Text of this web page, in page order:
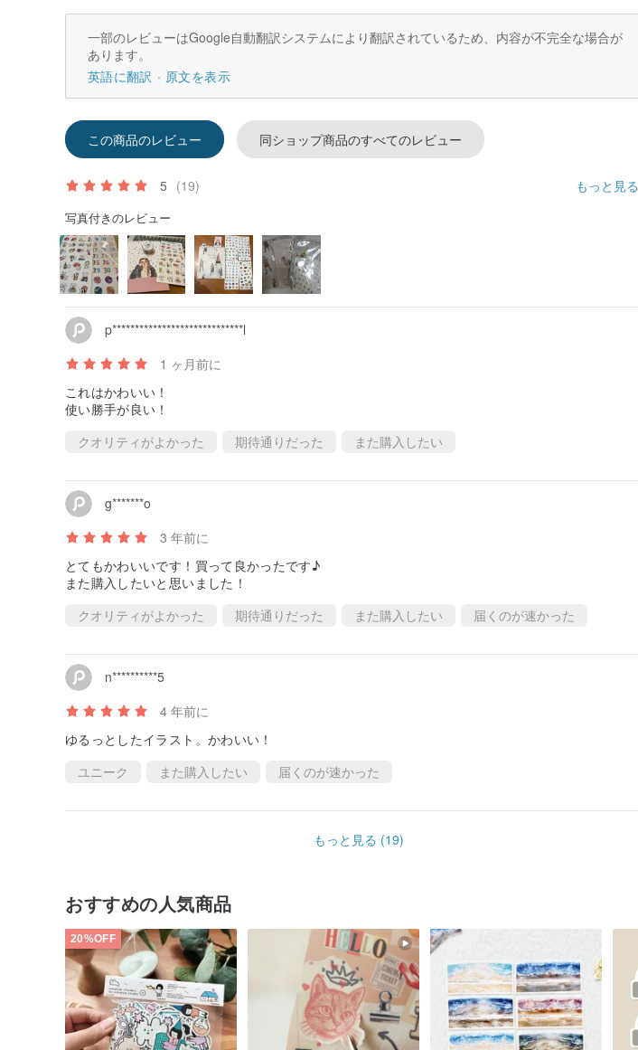
一部のレビューはGoogle自動翻訳システムにより翻訳されているため、内容が不完全な場合が
あります。
英語に翻訳
原文を表示
この商品のレビュー 同ショップ商品のすべてのレビュー
5 (19) もっと見る
写真付きのレビュー
p*****************************l
1 ヶ月前に
これはかわいい！
使い勝手が良い！
クオリティがよかった
期待通りだった また購入したい
g*******o
3 年前に
とてもかわいいです！買って良かったです♪
また購入したいと思いました！
クオリティがよかった
期待通りだった また購入したい 届くのが速かった
n**********5
4 年前に
ゆるっとしたイラスト。かわいい！
ユニーク
また購入したい 届くのが速かった
もっと見る (19)
おすすめの人気商品
20%OFF